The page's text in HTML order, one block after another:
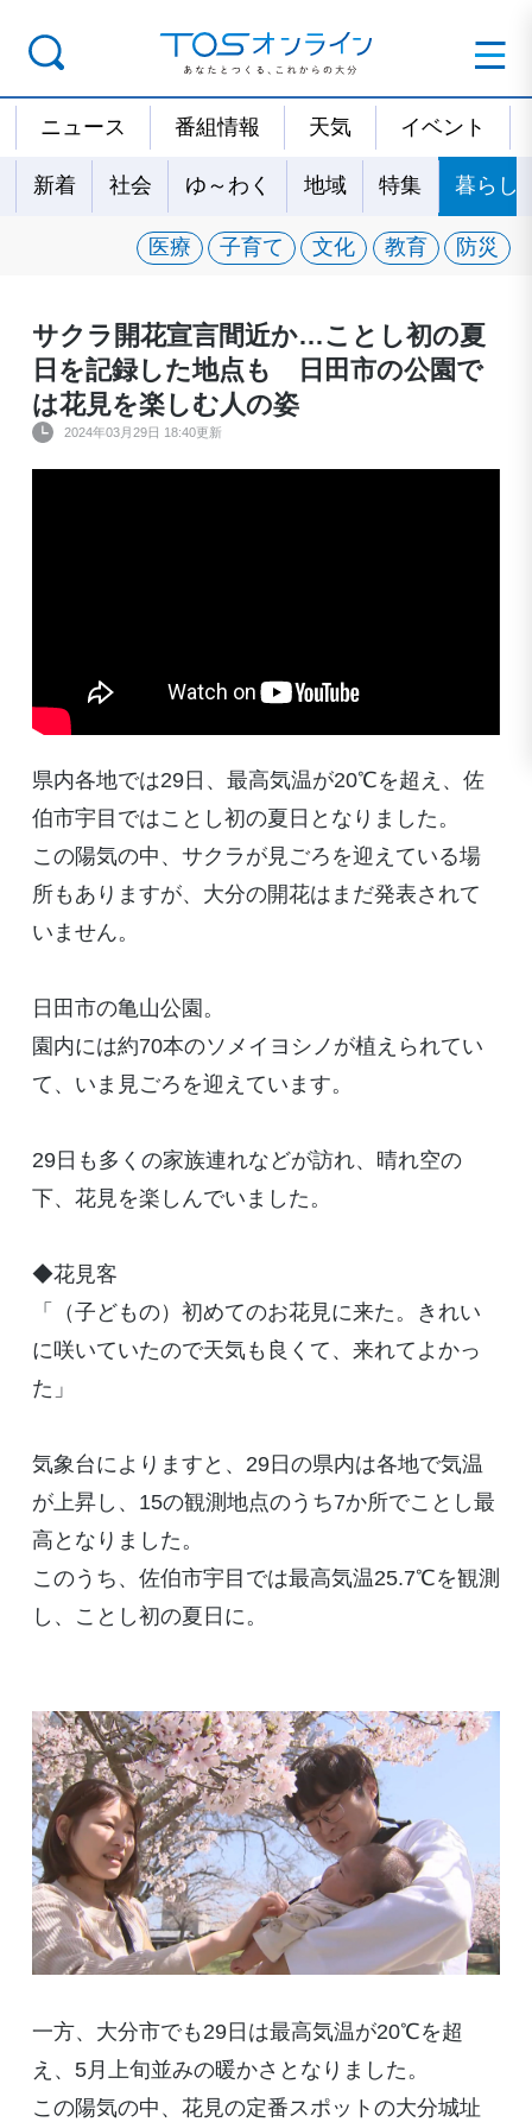
ニュース 番組情報 天気 イベント
新着 社会 ゆ～わく 地域 特集 暮らし
医療 子育て 文化 教育 防災
サクラ開花宣言間近か…ことし初の夏
日を記録した地点も 日田市の公園で
は花見を楽しむ人の姿
2024年03月29日 18:40更新
県内各地では29日、最高気温が20℃を超え、佐
伯市宇目ではことし初の夏日となりました。
この陽気の中、サクラが見ごろを迎えている場
所もありますが、大分の開花はまだ発表されて
いません。
日田市の亀山公園。
園内には約70本のソメイヨシノが植えられてい
て、いま見ごろを迎えています。
29日も多くの家族連れなどが訪れ、晴れ空の
下、花見を楽しんでいました。
◆花見客
「（子どもの）初めてのお花見に来た。きれい
に咲いていたので天気も良くて、来れてよかっ
た」
気象台によりますと、29日の県内は各地で気温
が上昇し、15の観測地点のうち7か所でことし最
高となりました。
このうち、佐伯市宇目では最高気温25.7℃を観測
し、ことし初の夏日に。
一方、大分市でも29日は最高気温が20℃を超
え、5月上旬並みの暖かさとなりました。
この陽気の中、花見の定番スポットの大分城址